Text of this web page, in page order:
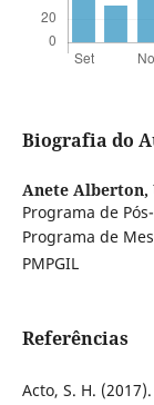
Biografia do
Anete Alberton,
Programa de
Programa de
PMPGIL
Referências
Acto, S. H.